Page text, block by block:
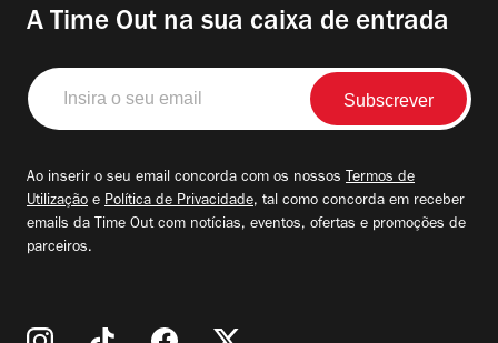
A Time Out na sua caixa de entrada
Insira
o
seu
Ao inserir o seu email concorda com os nossos Termos de
Utilização e Política de Privacidade, tal como concorda em receber
emails da Time Out com notícias, eventos, ofertas e promoções de
parceiros.